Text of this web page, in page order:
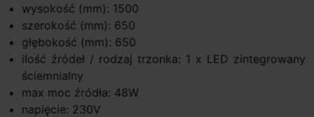
wysokość (mm): 1500
szerokość (mm): 650
głębokość (mm): 650
ilość źródeł / rodzaj trzonka: 1 x LED zintegrowany
ściemnialny
max moc źródła: 48W
napięcie: 230V